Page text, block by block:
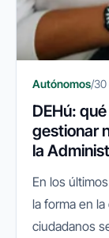
Autónomos/30
DEHú:
gestionar
la
En los
la forma en
ciudadanos